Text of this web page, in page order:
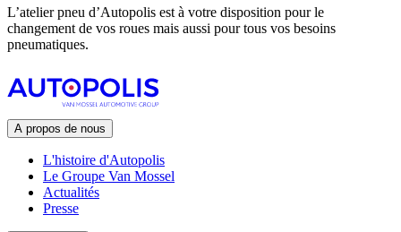
L’atelier pneu d’Autopolis est à votre disposition pour le
changement de vos roues mais aussi pour tous vos besoins
pneumatiques.
A propos de nous
L'histoire d'Autopolis
Le Groupe Van Mossel
Actualités
Presse